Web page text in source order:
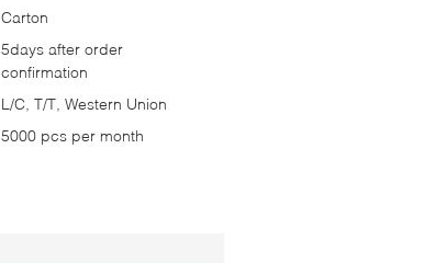
Carton
5days after order
confirmation
L/C, T/T, Western Union
5000 pcs per month